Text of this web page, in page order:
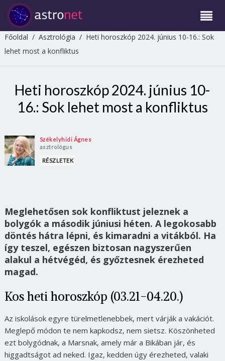
Főoldal / Asztrológia / Heti horoszkóp 2024. június 10-16.: Sok
lehet most a konfliktus
Heti horoszkóp 2024. június 10-
16.: Sok lehet most a konfliktus
Székelyhidi Ágnes
asztrológus
RÉSZLETEK
Meglehetősen sok konfliktust jeleznek a
bolygók a második júniusi héten. A legokosabb
döntés hátra lépni, és kimaradni a vitákból. Ha
így teszel, egészen biztosan nagyszerűen
alakul a hétvégéd, és győztesnek érezheted
magad.
Kos heti horoszkóp (03.21-04.20.)
Az iskolások egyre türelmetlenebbek, mert várják a vakációt.
Meglepő módon te nem kapkodsz, nem sietsz. Köszönheted
ezt bolygódnak, a Marsnak, amely már a Bikában jár, és
higgadtságot ad neked. Igaz, kedden úgy érezheted, valaki